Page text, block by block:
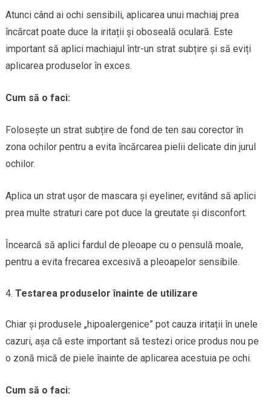
Atunci când ai ochi sensibili, aplicarea unui machiaj prea
încărcat poate duce la iritații și oboseală oculară. Este
important să aplici machiajul într-un strat subțire și să eviți
aplicarea produselor în exces.
Cum să o faci:
Folosește un strat subțire de fond de ten sau corector în
zona ochilor pentru a evita încărcarea pielii delicate din jurul
ochilor.
Aplica un strat ușor de mascara și eyeliner, evitând să aplici
prea multe straturi care pot duce la greutate și disconfort.
Încearcă să aplici fardul de pleoape cu o pensulă moale,
pentru a evita frecarea excesivă a pleoapelor sensibile.
Testarea produselor înainte de utilizare
Chiar și produsele „hipoalergenice” pot cauza iritații în unele
cazuri, așa că este important să testezi orice produs nou pe
o zonă mică de piele înainte de aplicarea acestuia pe ochi.
Cum să o faci: